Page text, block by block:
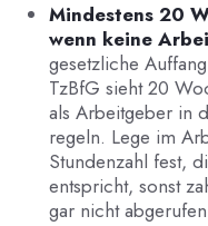
Mindestens 20
wenn keine
gesetzliche
TzBfG sieht 20
als Arbeitgeber in
regeln. Lege im
Stundenzahl fest,
entspricht, sonst
gar nicht